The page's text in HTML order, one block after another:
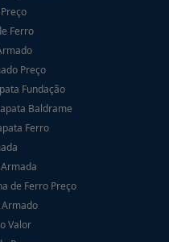
Ferro
Preço
Fundação
Baldrame
Ferro
de Ferro Preço
Valor